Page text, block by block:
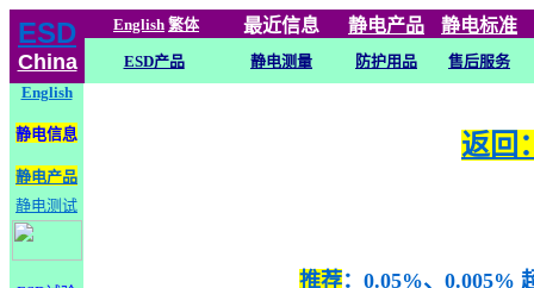
ESD
China
English 繁体 最近信息 静电产品 静电标准
ESD产品 静电测量 防护用品
售后服务
English
静电信息
静电产品
静电测试
返回
推荐：0.05%、0.005%